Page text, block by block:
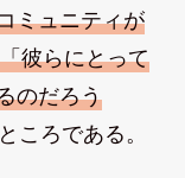
ミュニティが
「彼らにとって
のだろう
ころである。